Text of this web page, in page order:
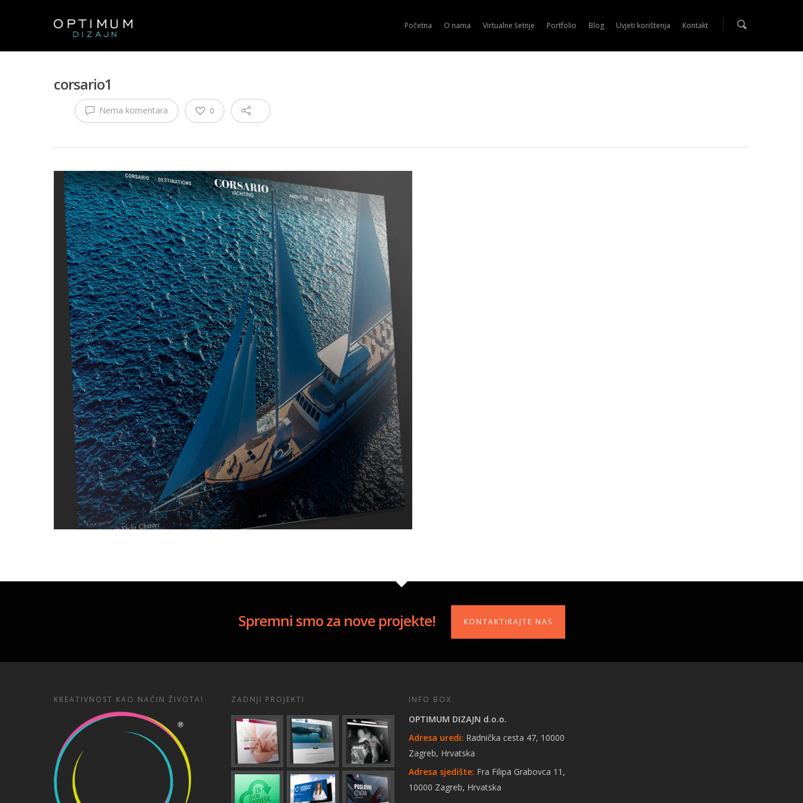
Početna O nama Virtualne šetnje Portfolio Blog Uvjeti korištenja Kontakt
corsario1
Nema komentara 0
Spremni smo za nove projekte! KONTAKTIRAJTE NAS
KREATIVNOST KAO NAČIN ŽIVOTA! ZADNJI PROJEKTI INFO BOX
OPTIMUM DIZAJN d.o.o.
Adresa uredi: Radnička cesta 47, 10000
Zagreb, Hrvatska
Adresa sjedište: Fra Filipa Grabovca 11,
10000 Zagreb, Hrvatska